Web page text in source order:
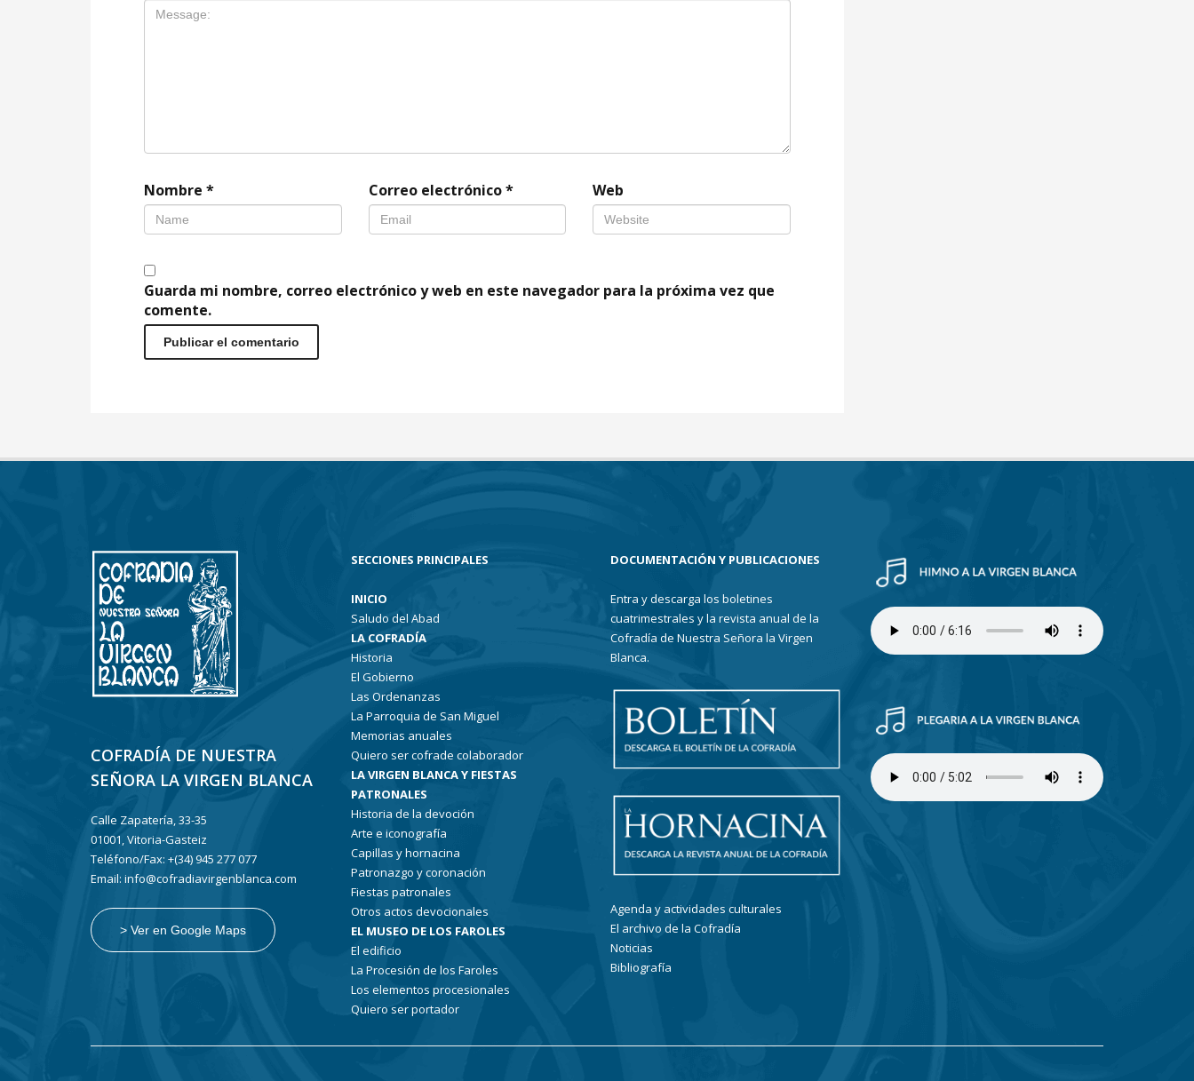
Nombre * Correo electrónico* Web
Guarda mi nombre, correo electrónico y web en este navegador para la próxima vez que
comente.
COFRADÍA DE NUESTRA
SEÑORA LA VIRGEN BLANCA
Calle Zapatería, 33-35
01001, Vitoria-Gasteiz
Teléfono/Fax: +(34) 945 277 077
Email: info@cofradiavirgenblanca.com
> Ver en Google Maps
SECCIONES PRINCIPALES
INICIO
Saludo del Abad
LA COFRADÍA
Historia
El Gobierno
Las Ordenanzas
La Parroquia de San Miguel
Memorias anuales
Quiero ser cofrade colaborador
LA VIRGEN BLANCA Y FIESTAS
PATRONALES
Historia de la devoción
Arte e iconografía
Capillas y hornacina
Patronazgo y coronación
Fiestas patronales
Otros actos devocionales
EL MUSEO DE LOS FAROLES
El edificio
La Procesión de los Faroles
Los elementos procesionales
Quiero ser portador
DOCUMENTACIÓN Y PUBLICACIONES
Entra y descarga los boletines
cuatrimestrales y la revista anual de la
Cofradía de Nuestra Señora la Virgen
Blanca.
Agenda y actividades culturales
El archivo de la Cofradía
Noticias
Bibliografía